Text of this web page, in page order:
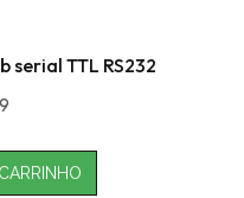
serial TTL RS232